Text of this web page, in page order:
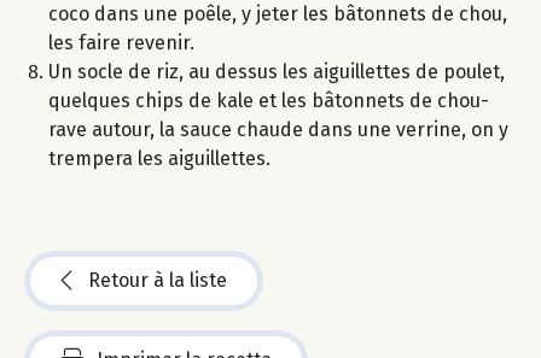
coco dans une poêle, y jeter les bâtonnets de chou,
les faire revenir.
Un socle de riz, au dessus les aiguillettes de poulet,
quelques chips de kale et les bâtonnets de chou-
rave autour, la sauce chaude dans une verrine, on y
trempera les aiguillettes.
Retour à la liste